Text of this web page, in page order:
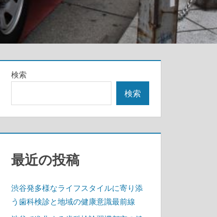
検索
検索
最近の投稿
渋谷発多様なライフスタイルに寄り添
う歯科検診と地域の健康意識最前線